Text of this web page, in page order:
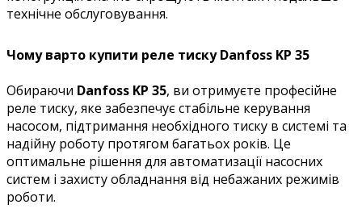
технічне обслуговування.
Чому варто купити реле тиску Danfoss KP 35
Обираючи Danfoss KP 35, ви отримуєте професійне
реле тиску, яке забезпечує стабільне керування
насосом, підтримання необхідного тиску в системі та
надійну роботу протягом багатьох років. Це
оптимальне рішення для автоматизації насосних
систем і захисту обладнання від небажаних режимів
роботи.